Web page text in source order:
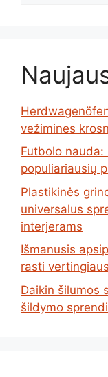
vežimines
Futbolo
populiariausių
Plastikinės
universalus
interjerams
Išmanusis
rasti
Daikin šilumos
šildymo